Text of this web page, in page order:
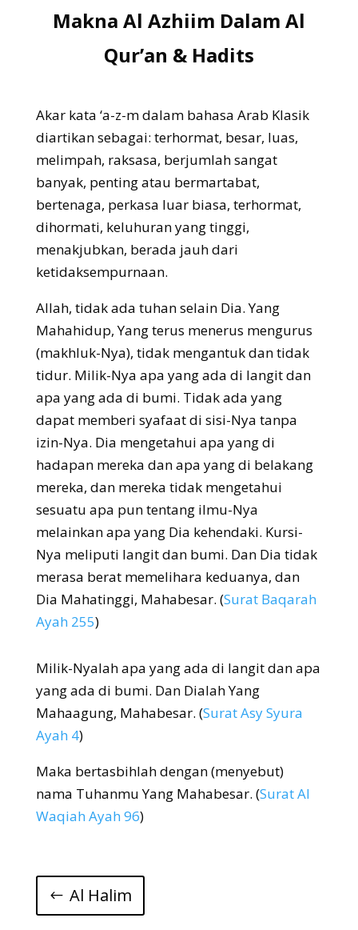
Makna Al Azhiim Dalam Al
Qur’an & Hadits
Akar kata ‘a-z-m dalam bahasa Arab Klasik
diartikan sebagai: terhormat, besar, luas,
melimpah, raksasa, berjumlah sangat
banyak, penting atau bermartabat,
bertenaga, perkasa luar biasa, terhormat,
dihormati, keluhuran yang tinggi,
menakjubkan, berada jauh dari
ketidaksempurnaan.
Allah, tidak ada tuhan selain Dia. Yang
Mahahidup, Yang terus menerus mengurus
(makhluk-Nya), tidak mengantuk dan tidak
tidur. Milik-Nya apa yang ada di langit dan
apa yang ada di bumi. Tidak ada yang
dapat memberi syafaat di sisi-Nya tanpa
izin-Nya. Dia mengetahui apa yang di
hadapan mereka dan apa yang di belakang
mereka, dan mereka tidak mengetahui
sesuatu apa pun tentang ilmu-Nya
melainkan apa yang Dia kehendaki. Kursi-
Nya meliputi langit dan bumi. Dan Dia tidak
merasa berat memelihara keduanya, dan
Dia Mahatinggi, Mahabesar. (Surat Baqarah
Ayah 255)
Milik-Nyalah apa yang ada di langit dan apa
yang ada di bumi. Dan Dialah Yang
Mahaagung, Mahabesar. (Surat Asy Syura
Ayah 4)
Maka bertasbihlah dengan (menyebut)
nama Tuhanmu Yang Mahabesar. (Surat Al
Waqiah Ayah 96)
Al Halim